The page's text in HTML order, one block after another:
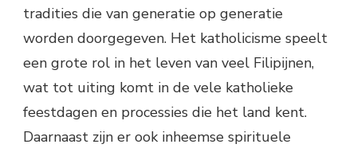
tradities die van generatie op generatie
worden doorgegeven. Het katholicisme speelt
een grote rol in het leven van veel Filipijnen,
wat tot uiting komt in de vele katholieke
feestdagen en processies die het land kent.
Daarnaast zijn er ook inheemse spirituele